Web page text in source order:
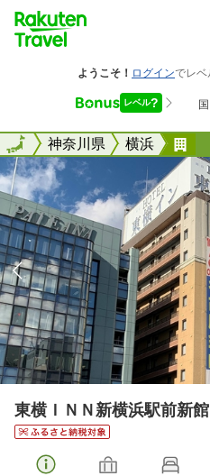
全国神奈川県 横浜
全国
東横ＩＮＮ新横浜駅前新館